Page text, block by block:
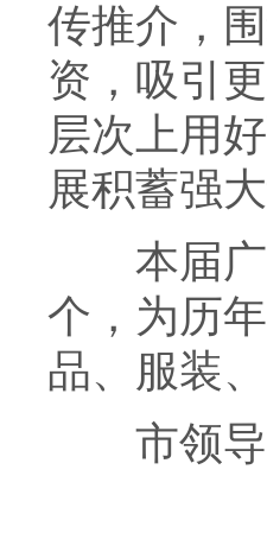
传推介，
资，吸引
层次上用
展积蓄强大
本届广
个，为历
品、服装
市领导